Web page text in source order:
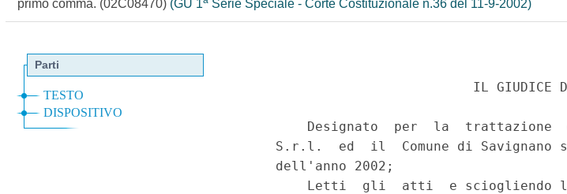
primo comma. (02C08470) (GU 1 Serie Speciale - Corte Costituzionale n.36 del 11-9-2002)